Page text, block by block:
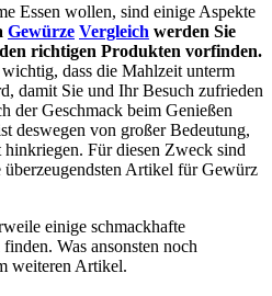
Essen wollen, sind einige Aspekte
Gewürze Vergleich werden Sie
richtigen Produkten vorfinden.
dass die Mahlzeit unterm
damit Sie und Ihr Besuch zufrieden
der Geschmack beim Genießen
deswegen von großer Bedeutung,
hinkriegen. Für diesen Zweck sind
Artikel für Gewürz
einige schmackhafte
Was ansonsten noch
weiteren Artikel.